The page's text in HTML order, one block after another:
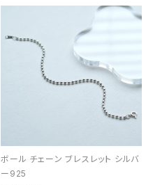
ボール チェーン ブレスレット シルバ
ー925